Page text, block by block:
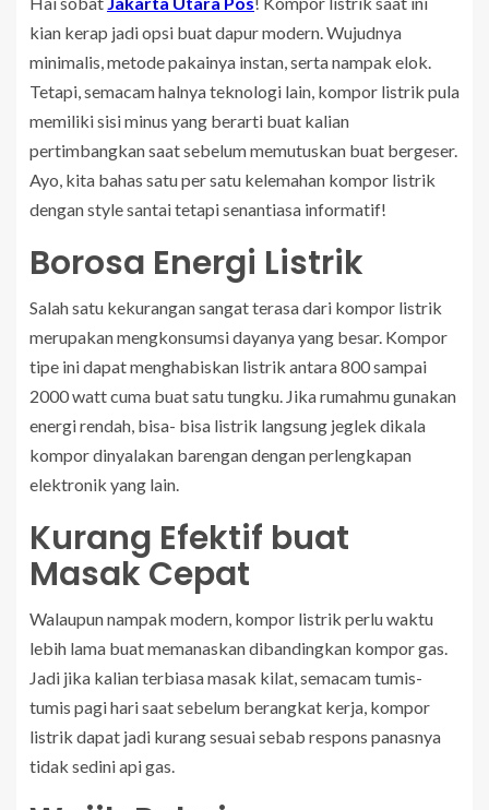
kian kerap jadi opsi buat dapur modern. Wujudnya
minimalis, metode pakainya instan, serta nampak elok.
Tetapi, semacam halnya teknologi lain, kompor listrik pula
memiliki sisi minus yang berarti buat kalian
pertimbangkan saat sebelum memutuskan buat bergeser.
Ayo, kita bahas satu per satu kelemahan kompor listrik
dengan style santai tetapi senantiasa informatif!
Borosa Energi Listrik
Salah satu kekurangan sangat terasa dari kompor listrik
merupakan mengkonsumsi dayanya yang besar. Kompor
tipe ini dapat menghabiskan listrik antara 800 sampai
2000 watt cuma buat satu tungku. Jika rumahmu gunakan
energi rendah, bisa- bisa listrik langsung jeglek dikala
kompor dinyalakan barengan dengan perlengkapan
elektronik yang lain.
Kurang Efektif buat
Masak Cepat
Walaupun nampak modern, kompor listrik perlu waktu
lebih lama buat memanaskan dibandingkan kompor gas.
Jadi jika kalian terbiasa masak kilat, semacam tumis-
tumis pagi hari saat sebelum berangkat kerja, kompor
listrik dapat jadi kurang sesuai sebab respons panasnya
tidak sedini api gas.